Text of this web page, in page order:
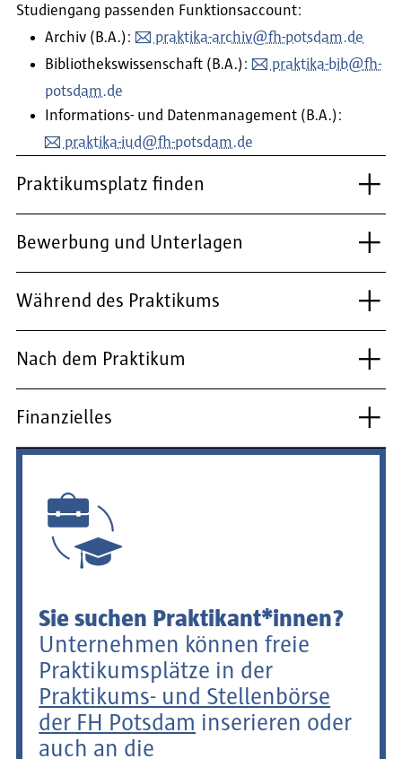
Studiengang passenden Funktionsaccount:
Archiv (B.A.):
praktika-archiv@fh-potsdam.de
Bibliothekswissenschaft (B.A.):
praktika-bib@fh-
potsdam.de
Informations- und Datenmanagement (B.A.):
praktika-iud@fh-potsdam.de
Praktikumsplatz finden
Bewerbung und Unterlagen
Während des Praktikums
Nach dem Praktikum
Finanzielles
Sie suchen Praktikant*innen?
Unternehmen können freie
Praktikumsplätze in der
Praktikums- und Stellenbörse
der FH Potsdam inserieren oder
auch an die